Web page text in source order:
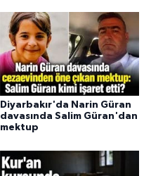
Diyarbakır'da Narin Güran
davasında Salim Güran'dan
mektup